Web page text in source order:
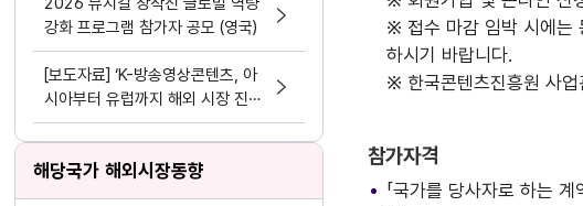
강화 프로그램 참가자 공모 (영국)
[보도자료] ‘K-방송영상콘텐츠, 아
시아부터 유럽까지 해외 시장 진출
가속화’ 콘진원, ‘2025 시리즈 온
보드 : 마드리드·런던’ 성황리 마무
리
해당국가 해외시장동향
※ 접수 마감 임박 시에는
하시기 바랍니다.
※ 한국콘텐츠진흥원 사
참가자격
「국가를 당사자로 하는